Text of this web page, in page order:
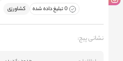
0 تبلیغ داده شده کشاورزی
نشانی پیج: